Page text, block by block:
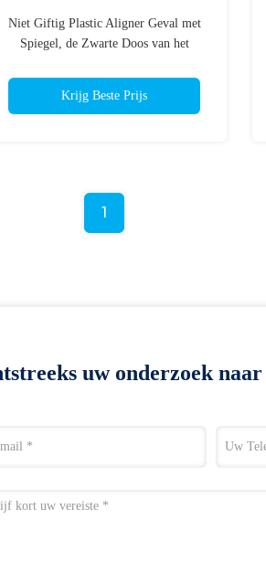
Niet Giftig Plastic Aligner Geval met
Spiegel, de Zwarte Doos van het
Krijg Beste Prijs
1
uw onderzoek